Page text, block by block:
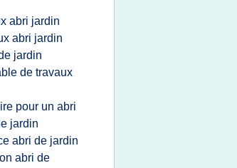
abri jardin
abri jardin
jardin
de travaux
pour un abri
jardin
abri de jardin
abri de